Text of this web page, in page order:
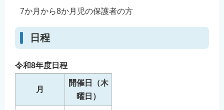
7か月から8か月児の保護者の方
日程
令和8年度日程
月
開催日（木
曜日）